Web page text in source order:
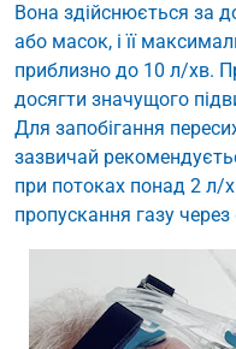
Вона здійснюється за
або масок, і її
приблизно до 10 л/хв.
досягти значущого
Для запобігання
зазвичай
при потоках понад 2 л/
пропускання газу